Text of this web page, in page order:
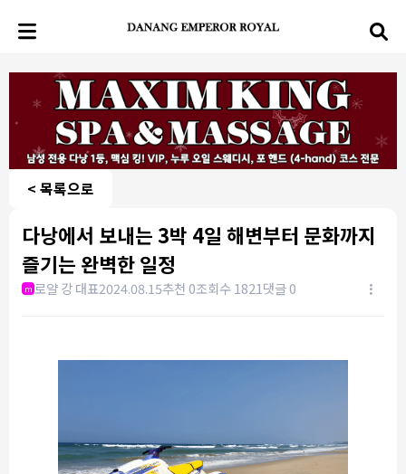
< 목록으로
다낭에서 보내는 3박 4일 해변부터 문화까지
즐기는 완벽한 일정
m 로얄 강 대표2024.08.15추천 0조회수 1821댓글 0